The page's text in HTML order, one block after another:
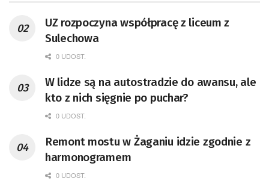
UZ rozpoczyna współpracę z liceum z
Sulechowa
0 UDOST.
W lidze są na autostradzie do awansu, ale
kto z nich sięgnie po puchar?
0 UDOST.
Remont mostu w Żaganiu idzie zgodnie z
harmonogramem
0 UDOST.